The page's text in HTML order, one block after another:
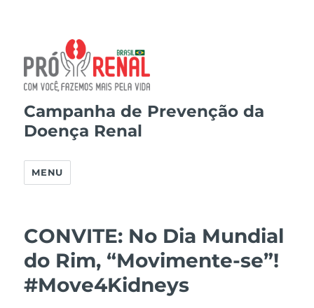
Campanha de Prevenção da
Doença Renal
MENU
CONVITE: No Dia Mundial
do Rim, “Movimente-se”!
#Move4Kidneys